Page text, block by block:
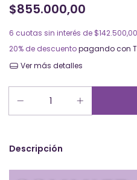
$855.000,00
6 cuotas sin interés de $142.500,00
20% de descuentopagando con
Ver más detalles
Descripción